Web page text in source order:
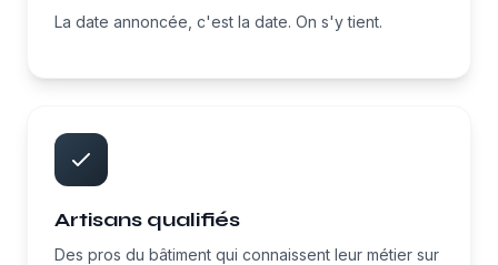
La date annoncée, c'est la date. On s'y tient.
Artisans qualifiés
Des pros du bâtiment qui connaissent leur métier sur